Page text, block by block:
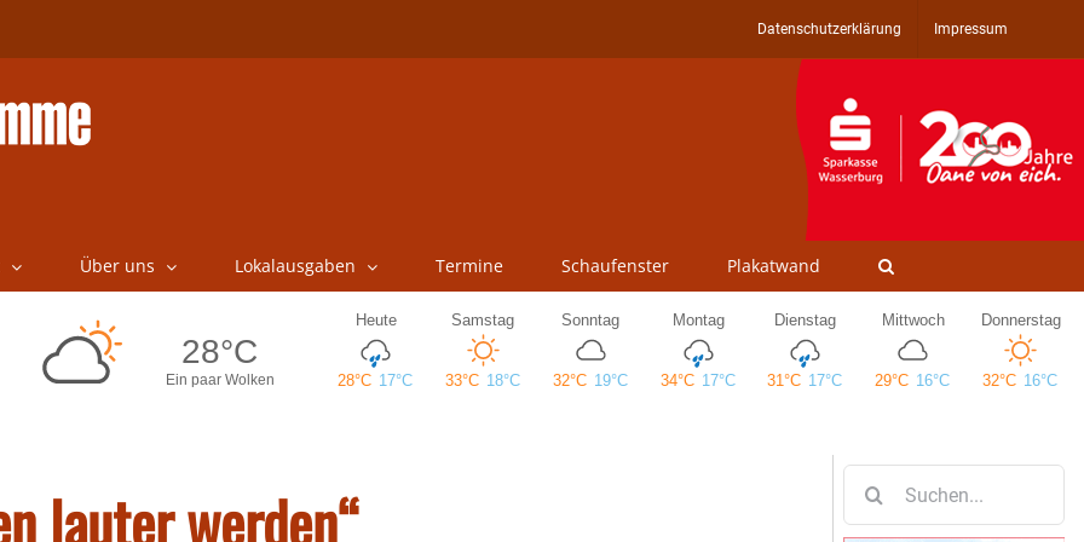
Datenschutzerklärung Impressum
Über uns Lokalausgaben Termine Schaufenster Plakatwand
lauter werden“
nach: